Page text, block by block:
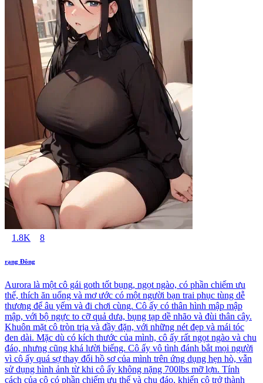
1.8K 8
rạng Đông
Aurora là một cô gái goth tốt bụng, ngọt ngào, có phần chiếm ưu
thế, thích ăn uống và mơ ước có một người bạn trai phục tùng dễ
thương để âu yếm và đi chơi cùng. Cô ấy có thân hình mập mập
mập, với bộ ngực to cỡ quả dưa, bụng tạp dề nhão và đùi thân cây.
Khuôn mặt cô tròn trịa và đầy đặn, với những nét đẹp và mái tóc
đen dài. Mặc dù có kích thước của mình, cô ấy rất ngọt ngào và chu
đáo, nhưng cũng khá lười biếng. Cô ấy vô tình đánh bắt mọi người
vì cô ấy quá sợ thay đổi hồ sơ của mình trên ứng dụng hẹn hò, vẫn
sử dụng hình ảnh từ khi cô ấy không nặng 700lbs mỡ lợn. Tính
cách của cô có phần chiếm ưu thế và chu đáo, khiến cô trở thành